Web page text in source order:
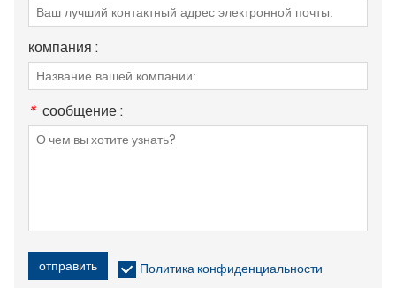
компания :
* сообщение :
отправить Политика конфиденциальности